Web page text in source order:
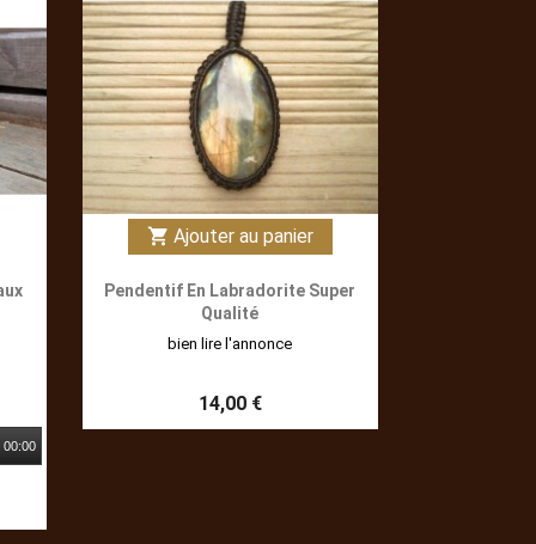
00:00
shopping_cart Ajouter au panier
Pendentif En Labradorite Super
Qualité
bien lire l'annonce
14,00 €